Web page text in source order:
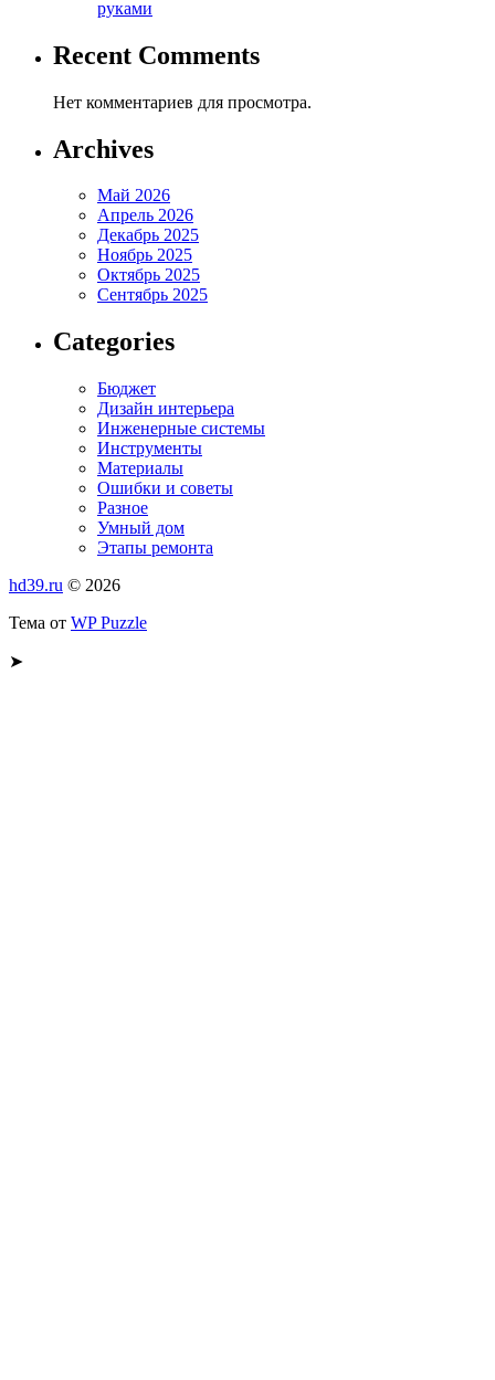
руками
Recent Comments
Нет комментариев для просмотра.
Archives
Май 2026
Апрель 2026
Декабрь 2025
Ноябрь 2025
Октябрь 2025
Сентябрь 2025
Categories
Бюджет
Дизайн интерьера
Инженерные системы
Инструменты
Материалы
Ошибки и советы
Разное
Умный дом
Этапы ремонта
hd39.ru © 2026
Тема от WP Puzzle
➤